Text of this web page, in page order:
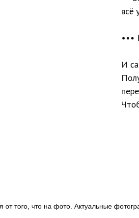
всё
•••
И
того, что на фото. Актуальные